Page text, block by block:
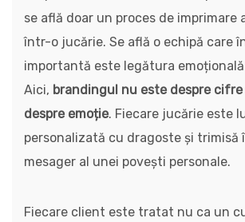
se află doar un proces de imprimare
într-o jucărie. Se află o echipă care
importantă este legătura
Aici, brandingul nu este despre
despre emoție. Fiecare jucărie este
personalizată cu dragoste și trimisă
mesager al unei povești personale.
Fiecare client este tratat nu ca un